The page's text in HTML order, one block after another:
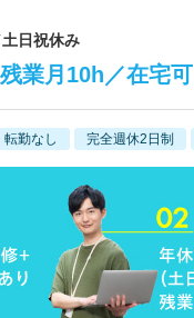
日祝休み
業月10h／在宅可
転勤なし 完全週休2日制